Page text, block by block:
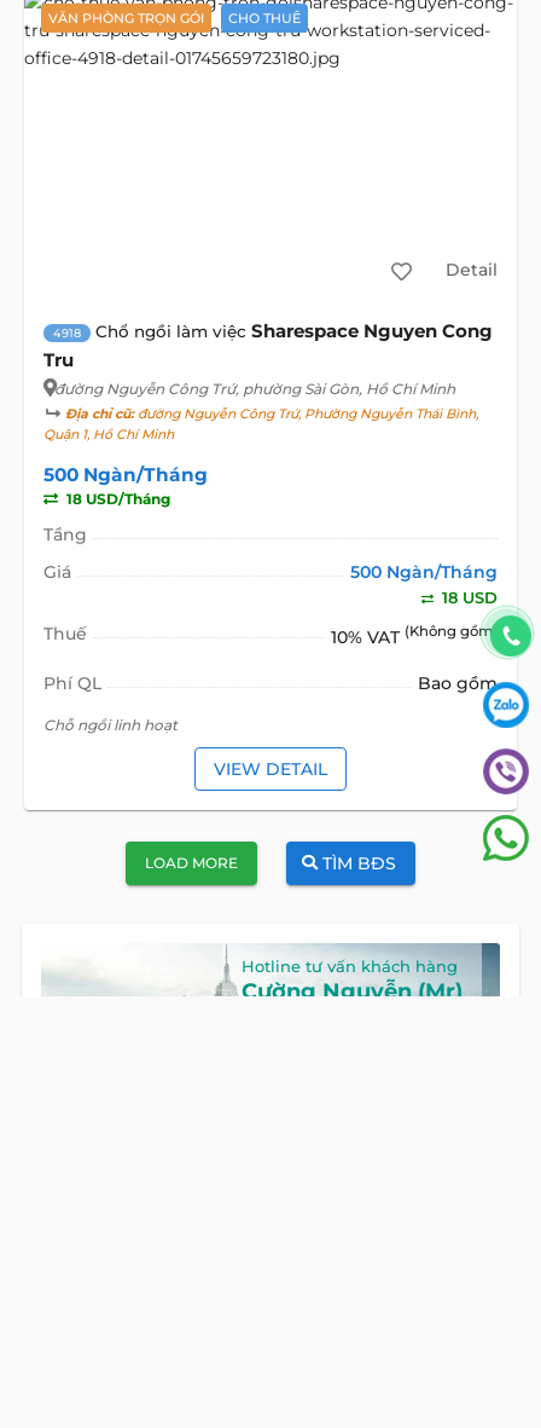
VĂN PHÒNG TRỌN GÓI CHO THUÊ
Detail
4918 Chổ ngồi làm việc Sharespace Nguyen Cong
Tru
đường Nguyễn Công Trứ, phường Sài Gòn, Hồ Chí Minh
Địa chỉ cũ:đường Nguyễn Công Trứ, Phường Nguyễn Thái Bình,
Quận 1, Hồ Chí Minh
500 Ngàn/Tháng
18 USD/Tháng
Tầng
Giá
500 Ngàn/Tháng
18 USD
Thuế 10% VAT (Không gồm)
Phí QL Bao gồm
Chỗ ngồi linh hoạt
VIEW DETAIL
LOAD MORE TÌM BĐS
Hotline tư vấn khách hàng
Cường Nguyễn (Mr)